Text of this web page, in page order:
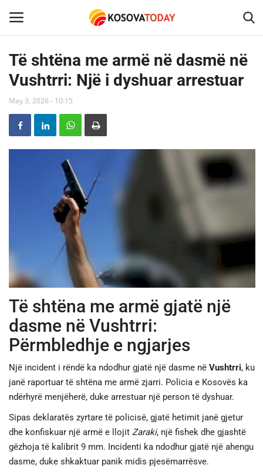
Home
SHQIPERIA
MAQEDONIA
TECH
JETA
SPORTI
SHENDETI
Të shtëna me armë në dasmë në
Vushtrri: Një i dyshuar arrestuar
May 3, 2026 - 10:15
Të shtëna me armë gjatë një
dasme në Vushtrri:
Përmbledhje e ngjarjes
Një incident i rëndë ka ndodhur gjatë një dasme në Vushtrri, ku
janë raportuar të shtëna me armë zjarri. Policia e Kosovës ka
ndërhyrë menjëherë, duke arrestuar një person të dyshuar.
Sipas deklaratës zyrtare të policisë, gjatë hetimit janë gjetur
dhe konfiskuar një armë e llojit Zaraki, një fishek dhe gjashtë
gëzhoja të kalibrit 9 mm. Incidenti ka ndodhur gjatë një ahengu
dasme, duke shkaktuar panik midis pjesëmarrësve.